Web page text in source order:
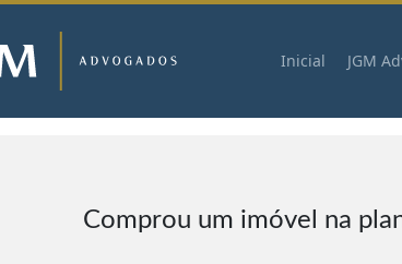
Inicial JGM
Comprou um imóvel na